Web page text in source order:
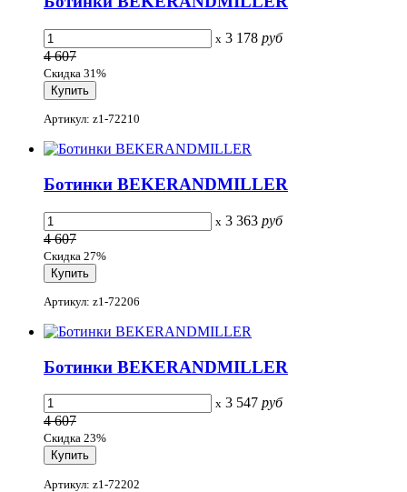
x 3 178 руб
4 607
Скидка 31%
Артикул: z1-72210
Ботинки BEKERANDMILLER
x 3 363 руб
4 607
Скидка 27%
Артикул: z1-72206
Ботинки BEKERANDMILLER
x 3 547 руб
4 607
Скидка 23%
Артикул: z1-72202